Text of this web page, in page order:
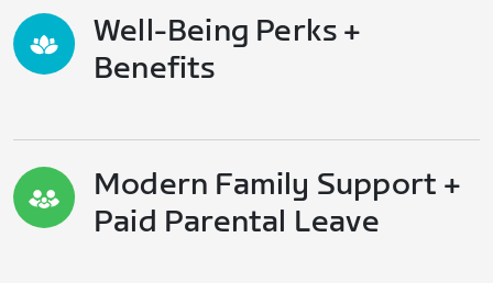
Well-Being Perks +
Benefits
Modern Family Support +
Paid Parental Leave